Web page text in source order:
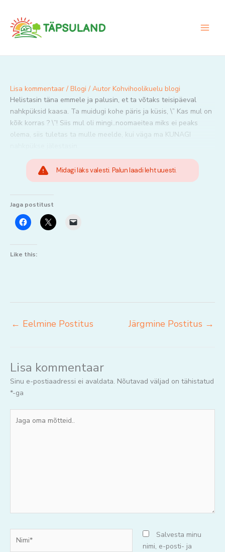
content
Lisa kommentaar / Blogi / Autor Kohvihoolikuelu blogi
Helistasin täna emmele ja palusin, et ta võtaks teisipäeval
nahkpüksid kaasa. Ta muidugi kohe päris ja küsis, \” Kas mul on
kõik korras ? \”! Siis mul oli mingi..noomaeitea miks ei peaks
olema, siis tuletas ta mulle meelde, kui väga ma KUNAGI
Midagi läks valesti. Palun laadi leht uuesti.
Jaga postitust
Like this:
← Eelmine Postitus Järgmine Postitus →
Lisa kommentaar
Sinu e-postiaadressi ei avaldata. Nõutavad väljad on tähistatud
*-ga
oma
Salvesta minu
nimi, e-posti- ja